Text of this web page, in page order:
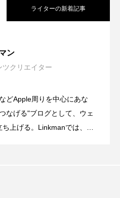
ライターの新着記事
ン
ツクリエイター
どApple周りを中心にあな
なげる"ブログとして、ウェ
上げる。Linkmanでは、主
が登場
でそのまま書ける。ゼブラ
で動く」は誤解。Apple